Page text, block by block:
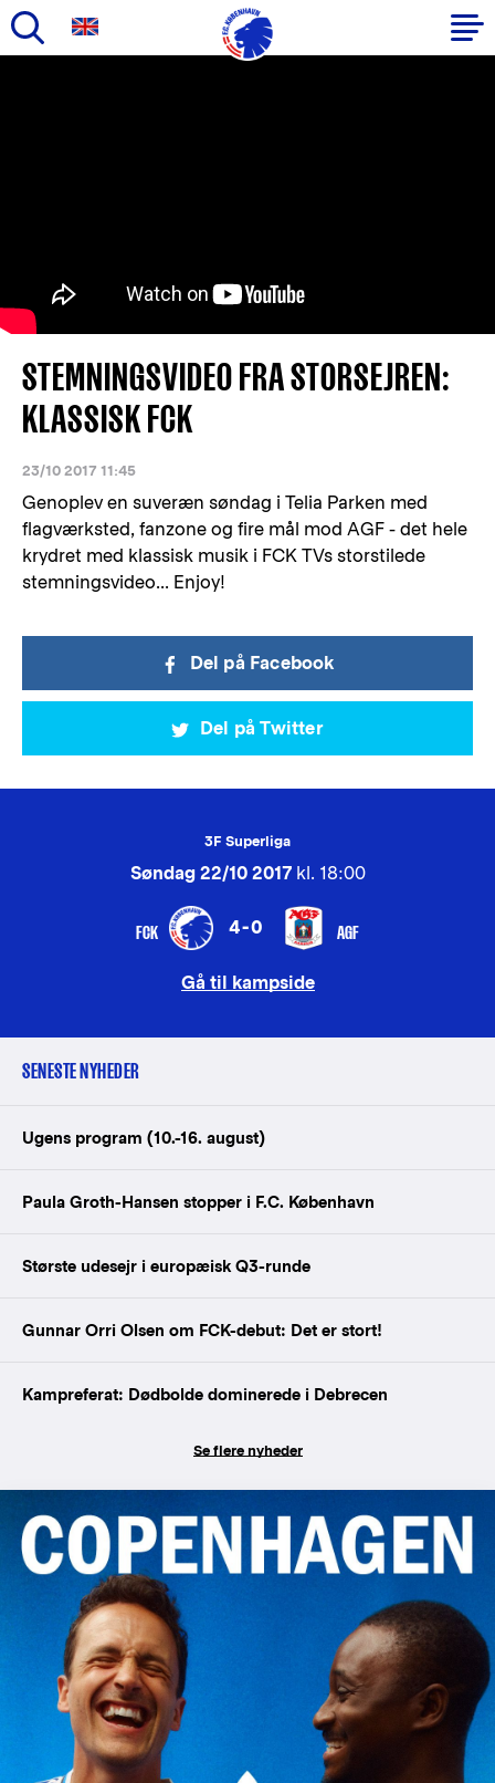
STEMNINGSVIDEO FRA STORSEJREN:
KLASSISK FCK
23/10 2017 11:45
Genoplev en suveræn søndag i Telia Parken med
flagværksted, fanzone og fire mål mod AGF - det hele
krydret med klassisk musik i FCK TVs storstilede
stemningsvideo... Enjoy!
Del på Facebook
Del på Twitter
3F Superliga
Søndag 22/10 2017kl. 18:00
FCK 4-0 AGF
Gå til kampside
SENESTE NYHEDER
Ugens program (10.-16. august)
Paula Groth-Hansen stopper i F.C. København
Største udesejr i europæisk Q3-runde
Gunnar Orri Olsen om FCK-debut: Det er stort!
Kampreferat: Dødbolde dominerede i Debrecen
Se flere nyheder